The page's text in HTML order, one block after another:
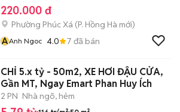
220.000 đ
Phường Phúc Xá (P. Hồng Hà mới)
AAnh Ngoc 4.0 7 đã bán
CHỈ 5.x tỷ - 50m2, XE HƠI ĐẬU CỬA,
Gần MT, Ngay Emart Phan Huy Ích
2 PN Nhà ngõ, hẻm